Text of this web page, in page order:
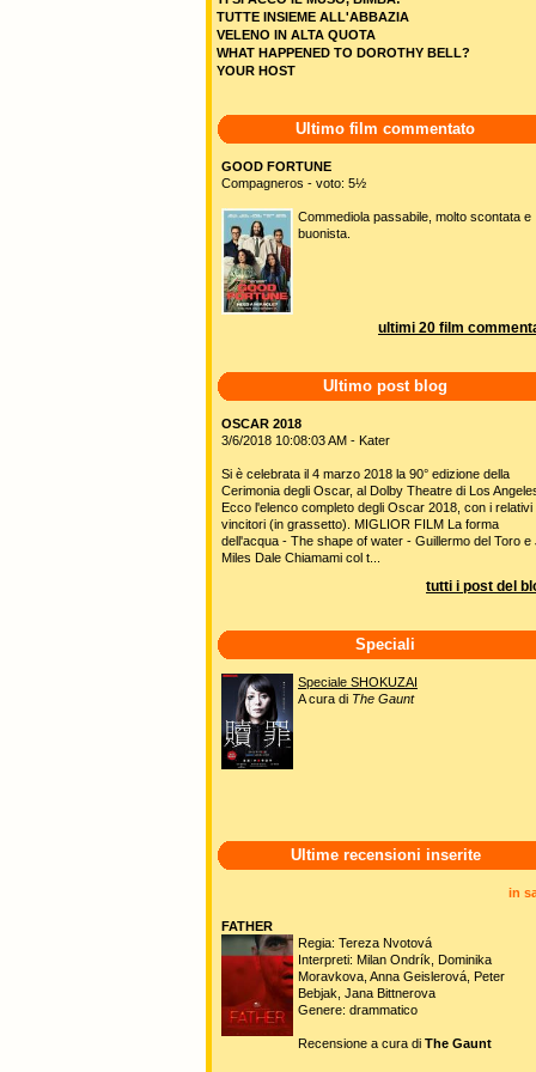
TUTTE INSIEME ALL'ABBAZIA
VELENO IN ALTA QUOTA
WHAT HAPPENED TO DOROTHY BELL?
YOUR HOST
Ultimo film commentato
GOOD FORTUNE
Compagneros - voto: 5½
Commediola passabile, molto scontata e
buonista.
ultimi 20 film
Ultimo post blog
OSCAR 2018
3/6/2018 10:08:03 AM - Kater
Si è celebrata il 4 marzo 2018 la 90° edizione della
Cerimonia degli Oscar, al Dolby Theatre di Los
Ecco l'elenco completo degli Oscar 2018, con i relativi
vincitori (in grassetto). MIGLIOR FILM La forma
dell'acqua - The shape of water - Guillermo del Toro e
Miles Dale Chiamami col t...
tutti i post del
Speciali
Speciale SHOKUZAI
A cura di The Gaunt
Ultime recensioni inserite
in
FATHER
Regia: Tereza Nvotová
Interpreti: Milan Ondrík, Dominika
Moravkova, Anna Geislerová, Peter
Bebjak, Jana Bittnerova
Genere: drammatico
Recensione a cura di The Gaunt